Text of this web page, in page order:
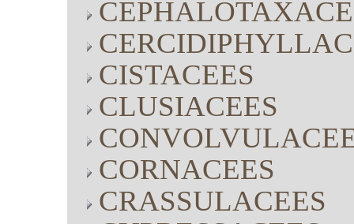
CISTACEES
CLUSIACEES
CORNACEES
CRASSULACEES